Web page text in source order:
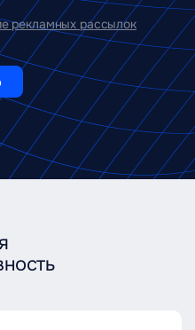
рекламных рассылок